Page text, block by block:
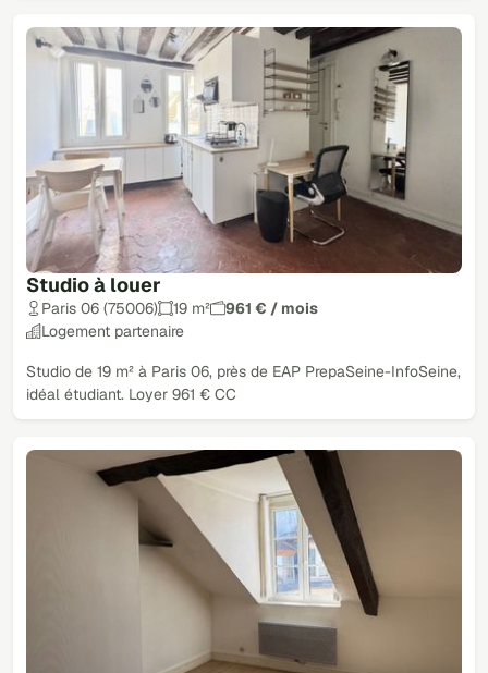
Studio à louer
Paris 06 (75006) 19 m²
961 € / mois
Logement partenaire
Studio de 19 m² à Paris 06, près de EAP PrepaSeine-InfoSeine,
idéal étudiant. Loyer 961 € CC